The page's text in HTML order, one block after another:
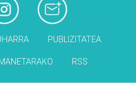
PUBLIZITATEA
RSS